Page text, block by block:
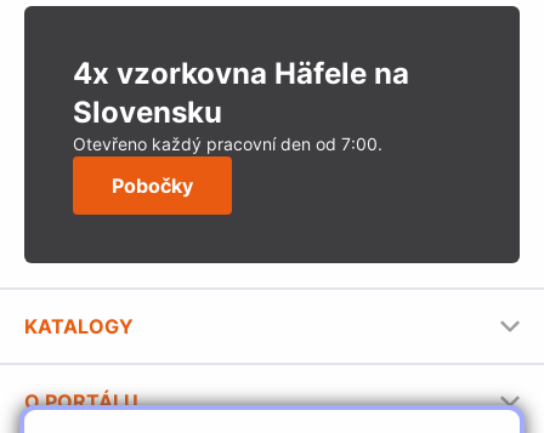
4x vzorkovna Häfele na
Slovensku
Otevřeno každý pracovní den od 7:00.
Pobočky
KATALOGY
Stavební katalog Häfele
O PORTÁLU